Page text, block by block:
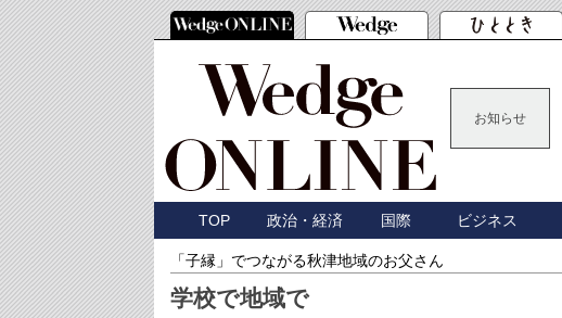
お知らせ
TOP 政治・経済 国際 ビジネス
「子縁」でつながる秋津地域のお父さん
学校で地域で